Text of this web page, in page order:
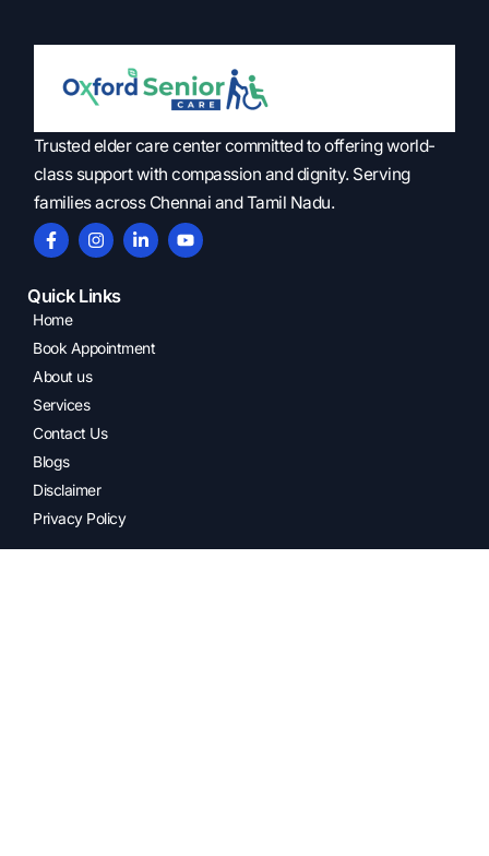
Trusted elder care center committed to offering world-
class support with compassion and dignity. Serving
families across Chennai and Tamil Nadu.
Quick Links
Home
Book Appointment
About us
Services
Contact Us
Blogs
Disclaimer
Privacy Policy